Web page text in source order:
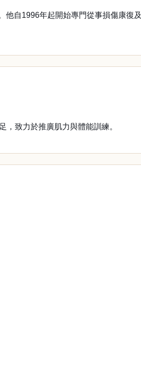
1996年起開始專門從事損傷康復
致力於推廣肌力與體能訓練。